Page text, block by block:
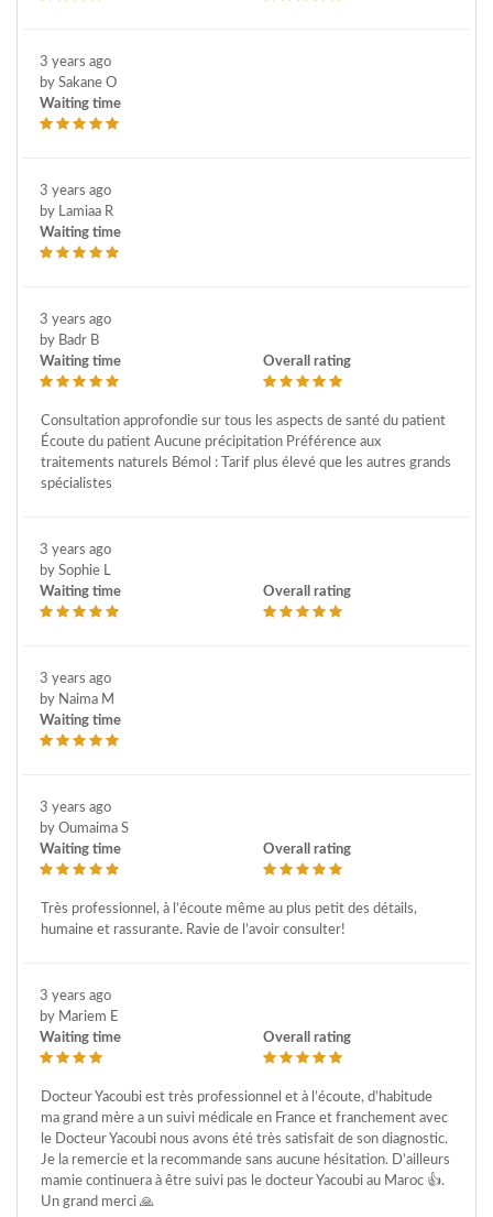
3 years ago
by Sakane O
Waiting time
3 years ago
by Lamiaa R
Waiting time
3 years ago
by Badr B
Waiting time
Overall rating
Consultation approfondie sur tous les aspects de santé du patient
Écoute du patient Aucune précipitation Préférence aux
traitements naturels Bémol : Tarif plus élevé que les autres grands
spécialistes
3 years ago
by Sophie L
Waiting time
Overall rating
3 years ago
by Naima M
Waiting time
3 years ago
by Oumaima S
Waiting time
Overall rating
Très professionnel, à l’écoute même au plus petit des détails,
humaine et rassurante. Ravie de l’avoir consulter!
3 years ago
by Mariem E
Waiting time
Overall rating
Docteur Yacoubi est très professionnel et à l’écoute, d’habitude
ma grand mère a un suivi médicale en France et franchement avec
le Docteur Yacoubi nous avons été très satisfait de son diagnostic.
Je la remercie et la recommande sans aucune hésitation. D’ailleurs
mamie continuera à être suivi pas le docteur Yacoubi au Maroc 👍.
Un grand merci 🙏